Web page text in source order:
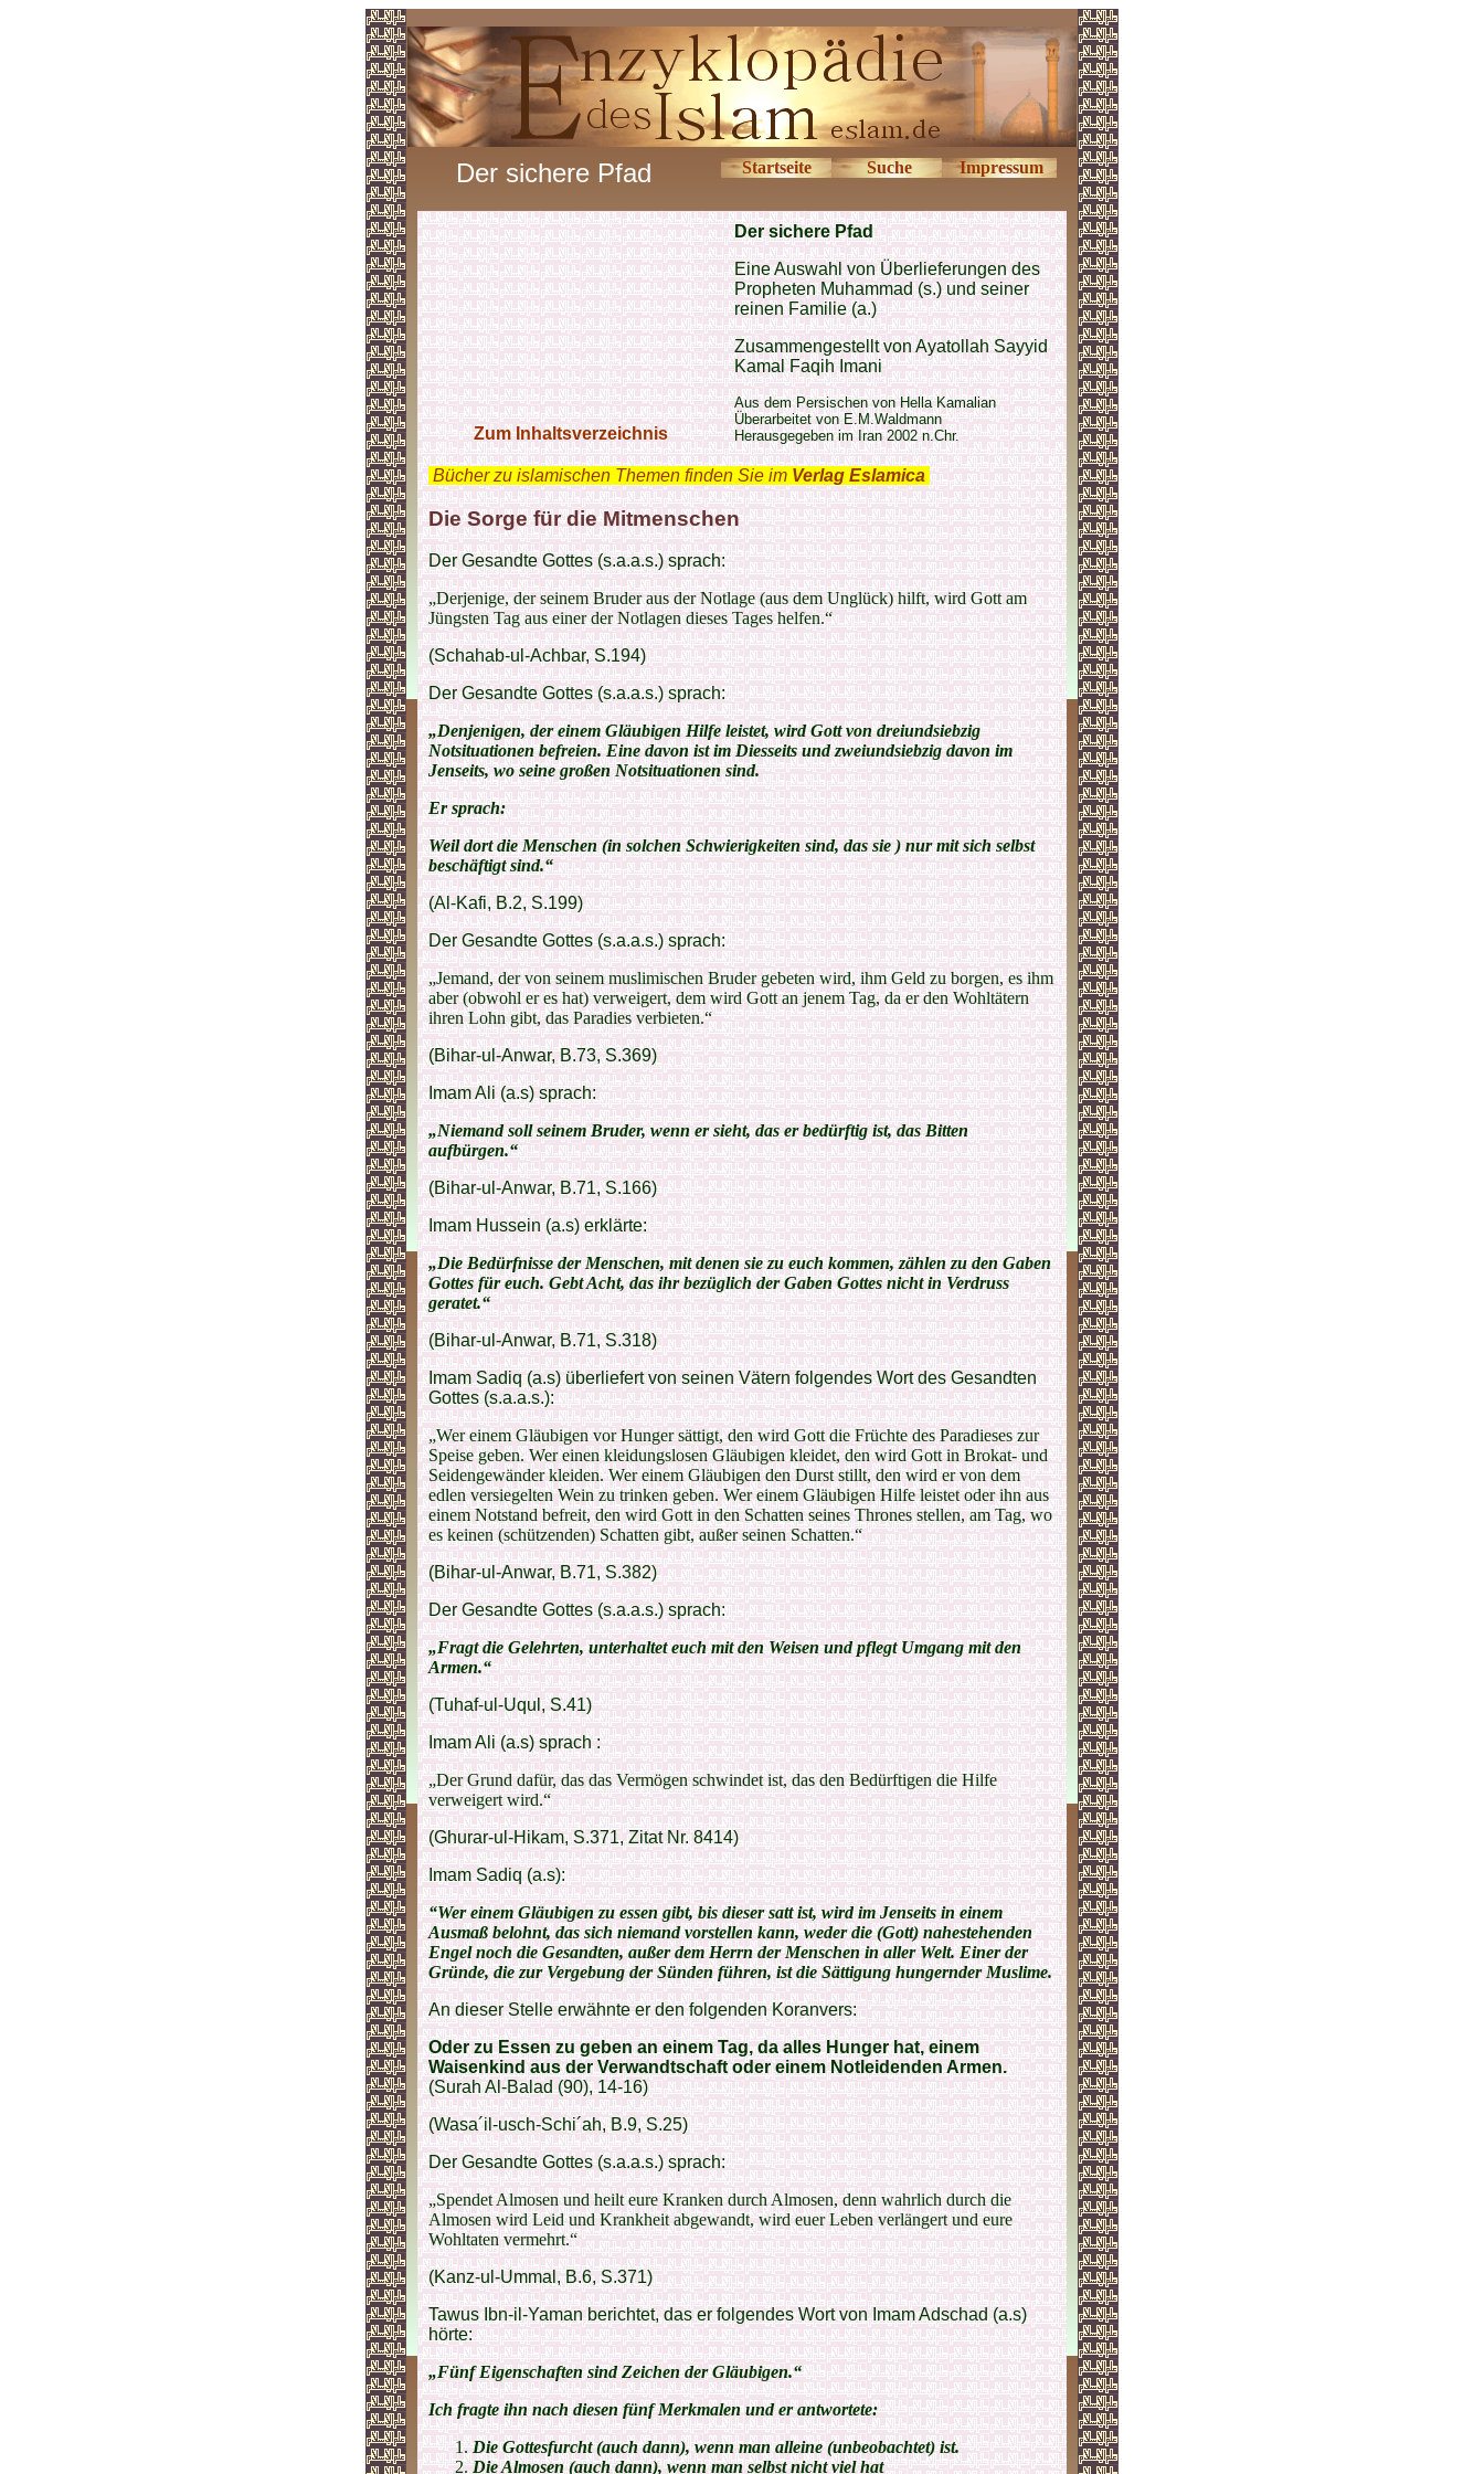
Der sichere Pfad Startseite Suche Impressum
Zum Inhaltsverzeichnis
Der sichere Pfad
Eine Auswahl von Überlieferungen des
Propheten Muhammad (s.) und seiner
reinen Familie (a.)
Zusammengestellt von Ayatollah Sayyid
Kamal Faqih Imani
Aus dem Persischen von Hella Kamalian
Überarbeitet von E.M.Waldmann
Herausgegeben im Iran 2002 n.Chr.
Bücher zu islamischen Themen finden Sie im Verlag Eslamica
Die Sorge für die Mitmenschen
Der Gesandte Gottes (s.a.a.s.) sprach:
„Derjenige, der seinem Bruder aus der Notlage (aus dem Unglück) hilft, wird Gott am
Jüngsten Tag aus einer der Notlagen dieses Tages helfen.“
(Schahab-ul-Achbar, S.194)
Der Gesandte Gottes (s.a.a.s.) sprach:
„Denjenigen, der einem Gläubigen Hilfe leistet, wird Gott von dreiundsiebzig
Notsituationen befreien. Eine davon ist im Diesseits und zweiundsiebzig davon im
Jenseits, wo seine großen Notsituationen sind.
Er sprach:
Weil dort die Menschen (in solchen Schwierigkeiten sind, das sie ) nur mit sich selbst
beschäftigt sind.“
(Al-Kafi, B.2, S.199)
Der Gesandte Gottes (s.a.a.s.) sprach:
„Jemand, der von seinem muslimischen Bruder gebeten wird, ihm Geld zu borgen, es ihm
aber (obwohl er es hat) verweigert, dem wird Gott an jenem Tag, da er den Wohltätern
ihren Lohn gibt, das Paradies verbieten.“
(Bihar-ul-Anwar, B.73, S.369)
Imam Ali (a.s) sprach:
„Niemand soll seinem Bruder, wenn er sieht, das er bedürftig ist, das Bitten
aufbürgen.“
(Bihar-ul-Anwar, B.71, S.166)
Imam Hussein (a.s) erklärte:
„Die Bedürfnisse der Menschen, mit denen sie zu euch kommen, zählen zu den Gaben
Gottes für euch. Gebt Acht, das ihr bezüglich der Gaben Gottes nicht in Verdruss
geratet.“
(Bihar-ul-Anwar, B.71, S.318)
Imam Sadiq (a.s) überliefert von seinen Vätern folgendes Wort des Gesandten
Gottes (s.a.a.s.):
„Wer einem Gläubigen vor Hunger sättigt, den wird Gott die Früchte des Paradieses zur
Speise geben. Wer einen kleidungslosen Gläubigen kleidet, den wird Gott in Brokat- und
Seidengewänder kleiden. Wer einem Gläubigen den Durst stillt, den wird er von dem
edlen versiegelten Wein zu trinken geben. Wer einem Gläubigen Hilfe leistet oder ihn aus
einem Notstand befreit, den wird Gott in den Schatten seines Thrones stellen, am Tag, wo
es keinen (schützenden) Schatten gibt, außer seinen Schatten.“
(Bihar-ul-Anwar, B.71, S.382)
Der Gesandte Gottes (s.a.a.s.) sprach:
„Fragt die Gelehrten, unterhaltet euch mit den Weisen und pflegt Umgang mit den
Armen.“
(Tuhaf-ul-Uqul, S.41)
Imam Ali (a.s) sprach :
„Der Grund dafür, das das Vermögen schwindet ist, das den Bedürftigen die Hilfe
verweigert wird.“
(Ghurar-ul-Hikam, S.371, Zitat Nr. 8414)
Imam Sadiq (a.s):
“Wer einem Gläubigen zu essen gibt, bis dieser satt ist, wird im Jenseits in einem
Ausmaß belohnt, das sich niemand vorstellen kann, weder die (Gott) nahestehenden
Engel noch die Gesandten, außer dem Herrn der Menschen in aller Welt. Einer der
Gründe, die zur Vergebung der Sünden führen, ist die Sättigung hungernder Muslime.
An dieser Stelle erwähnte er den folgenden Koranvers:
Oder zu Essen zu geben an einem Tag, da alles Hunger hat, einem
Waisenkind aus der Verwandtschaft oder einem Notleidenden Armen.
(Surah Al-Balad (90), 14-16)
(Wasa´il-usch-Schi´ah, B.9, S.25)
Der Gesandte Gottes (s.a.a.s.) sprach:
„Spendet Almosen und heilt eure Kranken durch Almosen, denn wahrlich durch die
Almosen wird Leid und Krankheit abgewandt, wird euer Leben verlängert und eure
Wohltaten vermehrt.“
(Kanz-ul-Ummal, B.6, S.371)
Tawus Ibn-il-Yaman berichtet, das er folgendes Wort von Imam Adschad (a.s)
hörte:
„Fünf Eigenschaften sind Zeichen der Gläubigen.“
Ich fragte ihn nach diesen fünf Merkmalen und er antwortete:
Die Gottesfurcht (auch dann), wenn man alleine (unbeobachtet) ist.
Die Almosen (auch dann), wenn man selbst nicht viel hat